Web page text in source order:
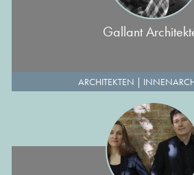
Gallant
ARCHITEKTEN |